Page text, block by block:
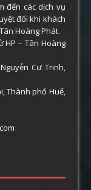
đến các dịch vụ
đối khi khách
Hoàng Phát.
HP – Tân Hoàng
Cư Trinh,
Thành phố Huế,